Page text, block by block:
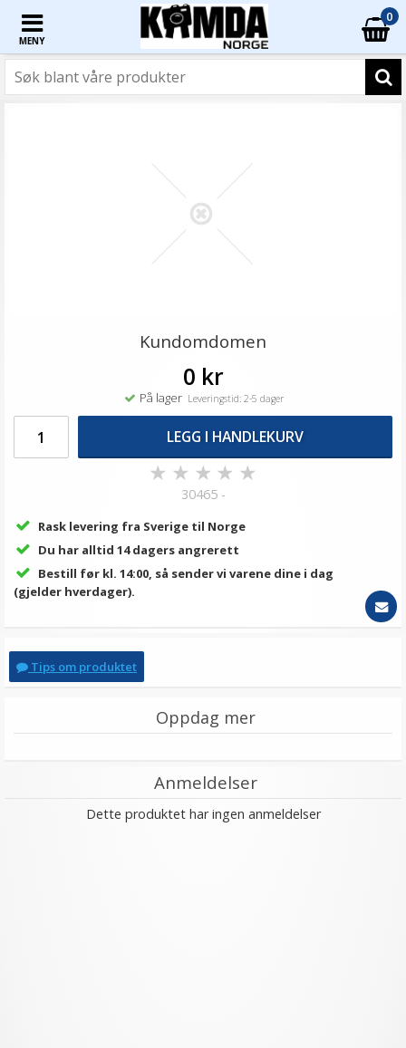
MENY
0
Kundomdomen
0 kr
På lager Leveringstid: 2-5 dager
LEGG I HANDLEKURV
★ ★ ★ ★ ★
30465 -
Rask levering fra Sverige til Norge
Du har alltid 14 dagers angrerett
Bestill før kl. 14:00, så sender vi varene dine i dag
(gjelder hverdager).
Tips om produktet
Oppdag mer
Anmeldelser
Dette produktet har ingen anmeldelser